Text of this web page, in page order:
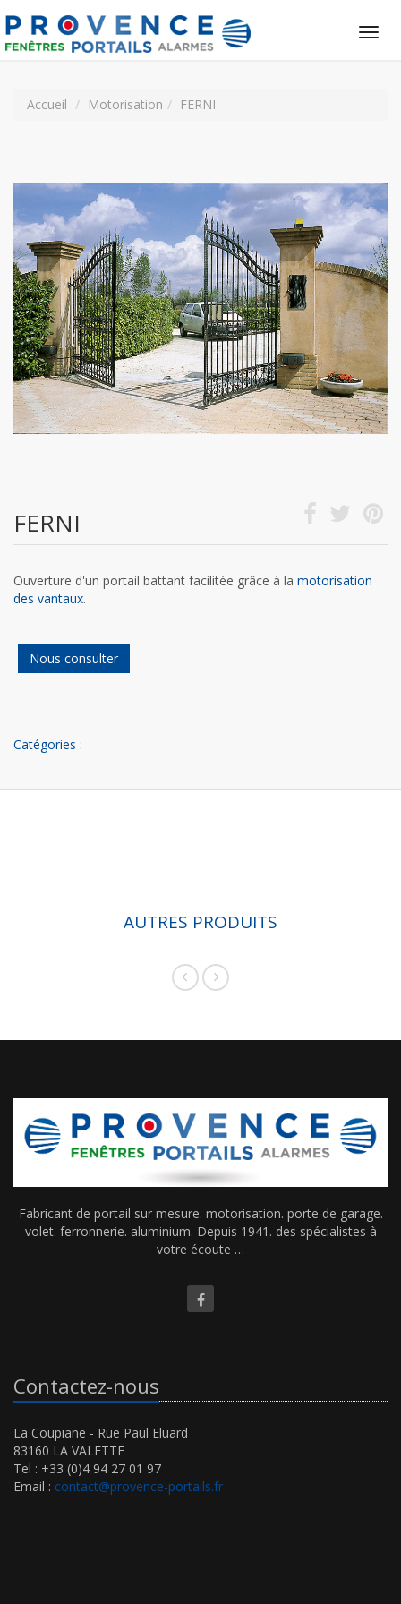
Accueil Motorisation FERNI
FERNI
Ouverture d'un portail battant facilitée grâce à la motorisation
des vantaux.
Nous consulter
Catégories :
AUTRES PRODUITS
Fabricant de portail sur mesure. motorisation. porte de garage.
volet. ferronnerie. aluminium. Depuis 1941. des spécialistes à
votre écoute …
Contactez-nous
La Coupiane - Rue Paul Eluard
83160 LA VALETTE
Tel : +33 (0)4 94 27 01 97
Email : contact@provence-portails.fr